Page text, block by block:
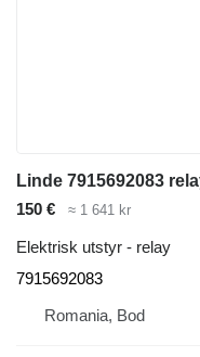
Linde 7915692083
150 €
≈ 1 641 kr
Elektrisk utstyr - relay
7915692083
Romania, Bod